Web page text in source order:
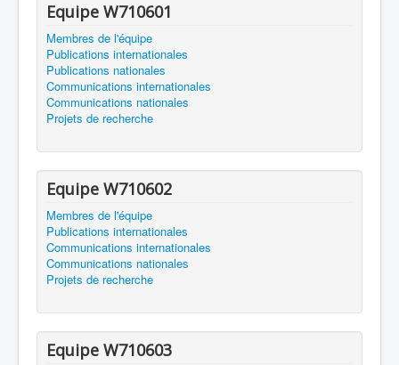
Equipe W710601
Membres de l'équipe
Publications internationales
Publications nationales
Communications internationales
Communications nationales
Projets de recherche
Equipe W710602
Membres de l'équipe
Publications internationales
Communications internationales
Communications nationales
Projets de recherche
Equipe W710603